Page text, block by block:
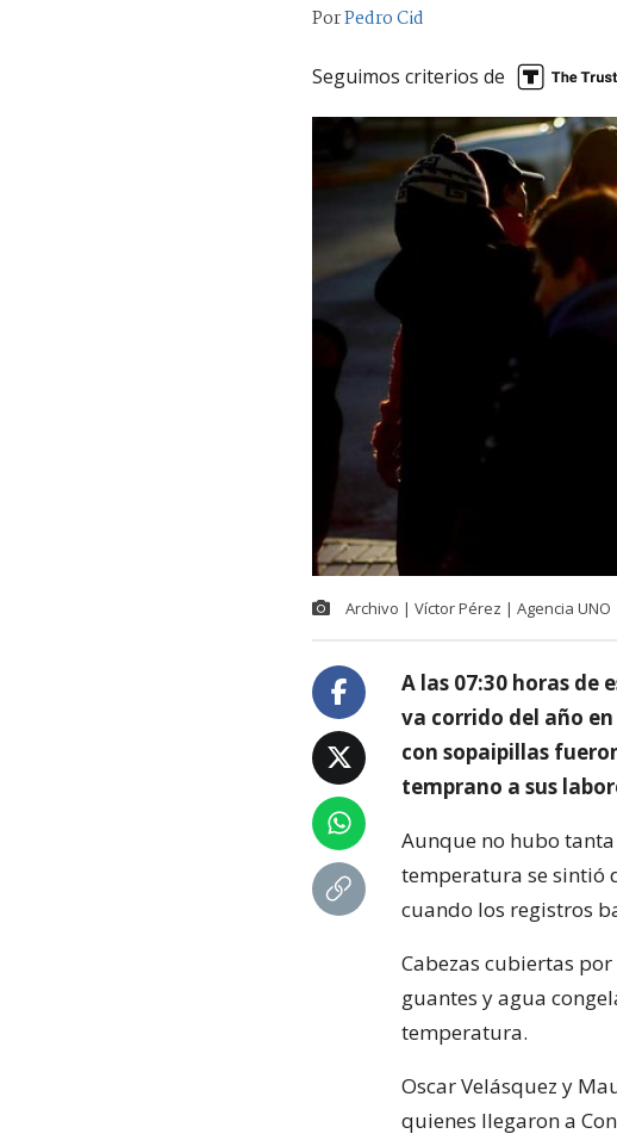
PorPedro Cid
Seguimos criterios de
Archivo | Víctor Pérez | Agencia UNO
A las 07:30 horas de
va corrido del año
con sopaipillas
temprano a sus
Aunque no hubo
temperatura se sintió
cuando los registros
Cabezas cubiertas
guantes y agua
temperatura.
Oscar Velásquez y
quienes llegaron a